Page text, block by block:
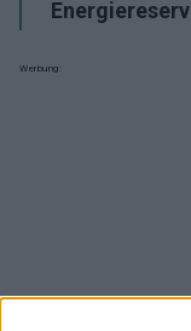
Werbung: